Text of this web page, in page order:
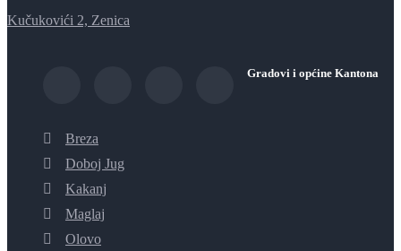
Kučukovići 2, Zenica
Gradovi i općine Kantona
Breza
Doboj Jug
Kakanj
Maglaj
Olovo